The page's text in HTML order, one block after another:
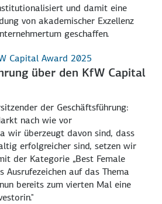
und damit eine
von akademischer Exzellenz
geschaffen.
Capital Award 2025
über den KfW Capital
der Geschäftsführung:
nach wie vor
wir überzeugt davon sind, dass
erfolgreicher sind, setzen wir
der Kategorie „Best Female
Ausrufezeichen auf das Thema
bereits zum vierten Mal eine